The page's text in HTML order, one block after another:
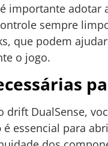
importante
sempre
que podem
o jogo.
drift DualSense,
é essencial para